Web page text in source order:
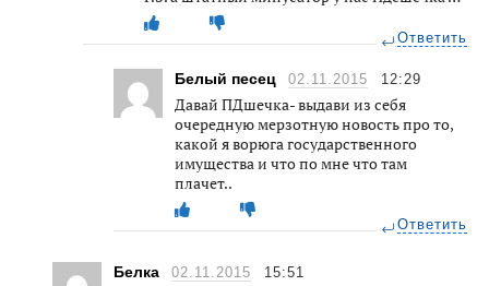
Ответить
Белый песец 02.11.2015 12:29
Давай ПДшечка- выдави из себя
очередную мерзотную новость про то,
какой я ворюга государственного
имущества и что по мне что там
плачет..
Ответить
Белка 02.11.2015 15:51